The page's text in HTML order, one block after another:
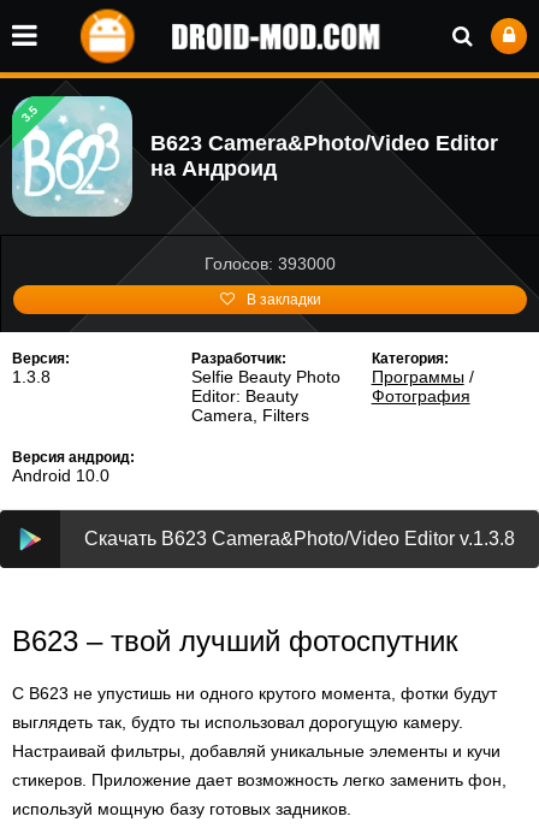
3.5
B623 Camera&Photo/Video Editor
на Андроид
Голосов: 393000
В закладки
Версия:
1.3.8
Разработчик:
Selfie Beauty Photo
Editor: Beauty
Camera, Filters
Категория:
Программы/
Фотография
Версия андроид:
Android 10.0
Скачать B623 Camera&Photo/Video Editor v.1.3.8
B623 – твой лучший фотоспутник
С B623 не упустишь ни одного крутого момента, фотки будут
выглядеть так, будто ты использовал дорогущую камеру.
Настраивай фильтры, добавляй уникальные элементы и кучи
стикеров. Приложение дает возможность легко заменить фон,
используй мощную базу готовых задников.